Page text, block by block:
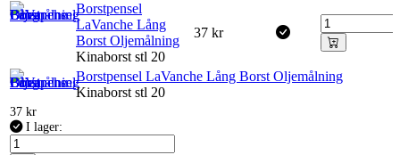
Borstpensel
LaVanche Lång
Borst Oljemålning
Kinaborst stl 20
37 kr
Borstpensel LaVanche Lång Borst Oljemålning
Kinaborst stl 20
37 kr
I lager: